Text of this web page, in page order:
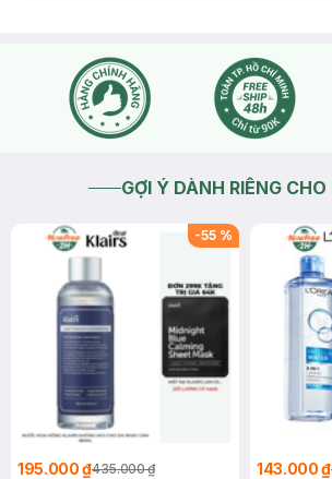
GỢI Ý DÀNH RIÊNG CHO
-55 %
195.000 ₫435.000 ₫ 143.000 ₫